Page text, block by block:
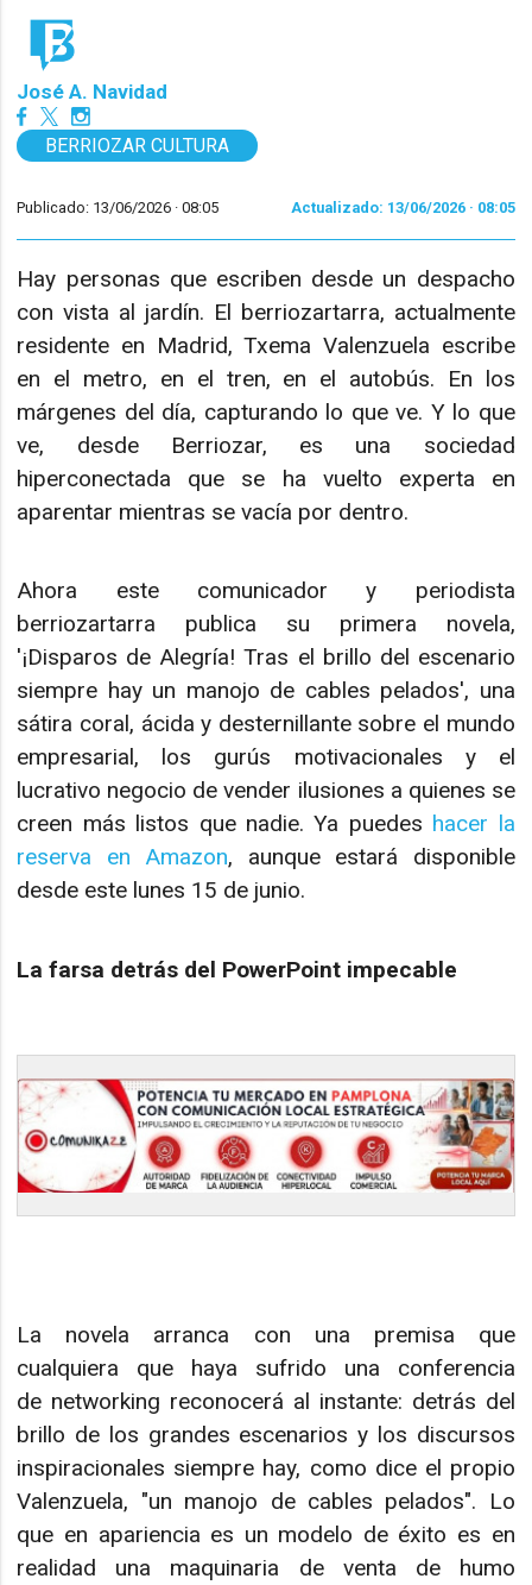
José A. Navidad
BERRIOZAR CULTURA
Publicado: 13/06/2026 ·08:05 Actualizado: 13/06/2026 · 08:05
Hay personas que escriben desde un despacho
con vista al jardín. El berriozartarra, actualmente
residente en Madrid, Txema Valenzuela escribe
en el metro, en el tren, en el autobús. En los
márgenes del día, capturando lo que ve. Y lo que
ve, desde Berriozar, es una sociedad
hiperconectada que se ha vuelto experta en
aparentar mientras se vacía por dentro.
Ahora este comunicador y periodista
berriozartarra publica su primera novela,
'¡Disparos de Alegría! Tras el brillo del escenario
siempre hay un manojo de cables pelados', una
sátira coral, ácida y desternillante sobre el mundo
empresarial, los gurús motivacionales y el
lucrativo negocio de vender ilusiones a quienes se
creen más listos que nadie. Ya puedes hacer la
reserva en Amazon, aunque estará disponible
desde este lunes 15 de junio.
La farsa detrás del PowerPoint impecable
La novela arranca con una premisa que
cualquiera que haya sufrido una conferencia
de networking reconocerá al instante: detrás del
brillo de los grandes escenarios y los discursos
inspiracionales siempre hay, como dice el propio
Valenzuela, "un manojo de cables pelados". Lo
que en apariencia es un modelo de éxito es en
realidad una maquinaria de venta de humo